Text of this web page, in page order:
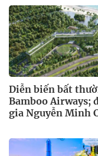
Diễn biến bất
Bamboo Airways;
gia Nguyễn Minh